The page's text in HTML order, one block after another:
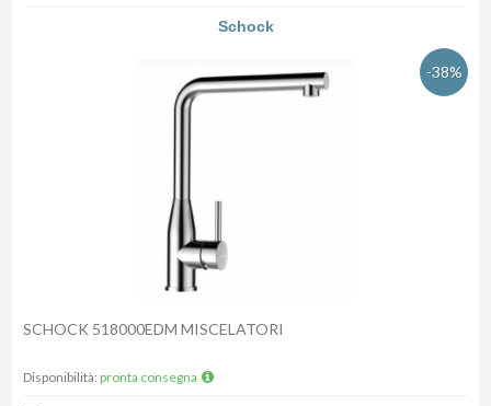
Schock
-38%
SCHOCK 518000EDM MISCELATORI
Disponibilità: pronta consegna